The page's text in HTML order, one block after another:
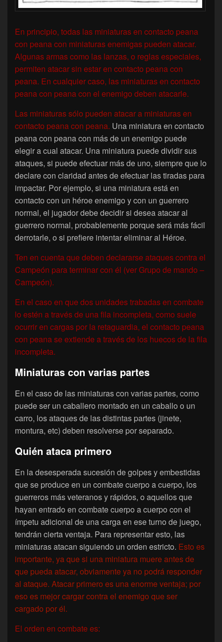
En principio, todas las miniaturas en contacto peana
con peana con miniaturas enemigas pueden atacar.
Algunas armas como las lanzas, o reglas especiales,
permiten atacar sin estar en contacto peana con
peana. En cualquier caso, las miniaturas en contacto
peana con peana con el enemigo deben atacarle.
Las miniaturas sólo pueden atacar a miniaturas en
contacto peana con peana. Una miniatura en contacto
peana con peana con más de un enemigo puede
elegir a cual atacar. Una miniatura puede dividir sus
ataques, si puede efectuar más de uno, siempre que lo
declare con claridad antes de efectuar las tiradas para
impactar. Por ejemplo, si una miniatura está en
contacto con un héroe enemigo y con un guerrero
normal, el jugador debe decidir si desea atacar al
guerrero normal, probablemente porque será más fácil
derrotarle, o si prefiere intentar eliminar al Héroe.
Ten en cuenta que deben declararse ataques contra el
Campeón para terminar con él (ver Grupo de mando –
Campeón).
En el caso en que dos unidades trabadas en combate
lo estén a través de una fila incompleta, como suele
ocurrir en cargas por la retaguardia, el contacto peana
con peana se extiende a través de los huecos de la fila
incompleta.
Miniaturas con varias partes
En el caso de las miniaturas con varias partes, como
puede ser un caballero montado en un caballo o un
carro, los ataques de las distintas partes (jinete,
montura, etc) deben resolverse por separado.
Quién ataca primero
En la desesperada sucesión de golpes y embestidas
que se produce en un combate cuerpo a cuerpo, los
guerreros más veteranos y rápidos, o aquellos que
hayan entrado en combate cuerpo a cuerpo con el
ímpetu adicional de una carga en ese turno de juego,
tendrán cierta ventaja. Para representar esto, las
miniaturas atacan siguiendo un orden estricto. Esto es
importante, ya que si una miniatura muere antes de
que pueda atacar, obviamente ya no podrá responder
al ataque. Atacar primero es una enorme ventaja; por
eso es mejor cargar contra el enemigo que ser
cargado por él.
El orden en combate es: